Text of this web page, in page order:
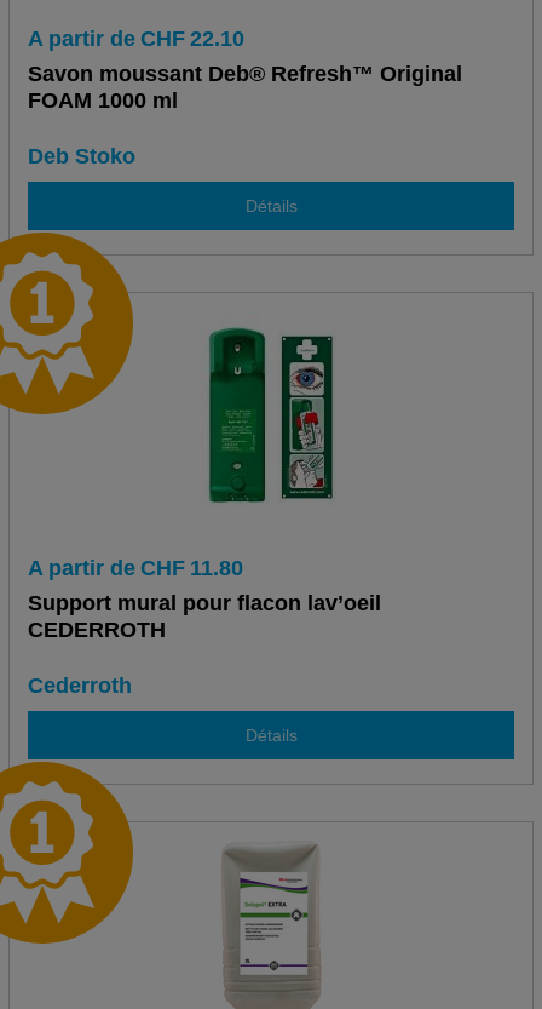
A partir de CHF 22.10
Savon moussant Deb® Refresh™ Original
FOAM 1000 ml
Deb Stoko
Détails
A partir de CHF 11.80
Support mural pour flacon lav’oeil
CEDERROTH
Cederroth
Détails